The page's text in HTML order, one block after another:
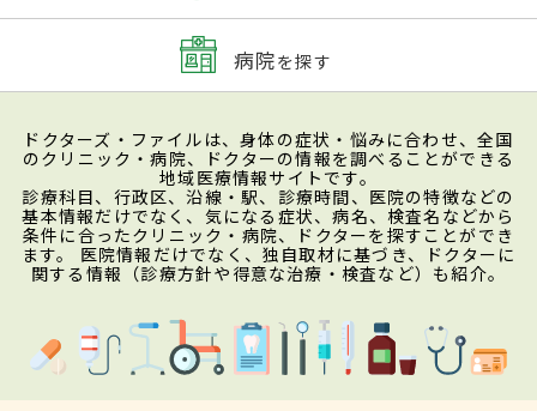
病院を探す
ドクターズ・ファイルは、身体の症状・悩みに合わせ、全国
のクリニック・病院、ドクターの情報を調べることができる
地域医療情報サイトです。
診療科目、行政区、沿線・駅、診療時間、医院の特徴などの
基本情報だけでなく、気になる症状、病名、検査名などから
条件に合ったクリニック・病院、ドクターを探すことができ
ます。 医院情報だけでなく、独自取材に基づき、ドクターに
関する情報（診療方針や得意な治療・検査など）も紹介。